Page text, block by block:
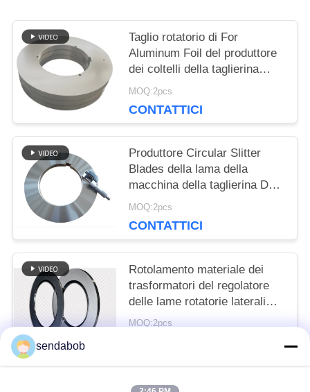
PRIVACY
Taglio rotatorio di For
Aluminum Foil del produttore
dei coltelli della taglierina
della lamiera sottile
MOQ:2pcs
CONTATTICI
Produttore Circular Slitter
Blades della lama della
macchina della taglierina D2
per la linea di rivestimento
MOQ:2pcs
CONTATTICI
Rotolamento materiale dei
trasformatori del regolatore
delle lame rotatorie laterali
della taglierina
MOQ:2pcs
sendabob